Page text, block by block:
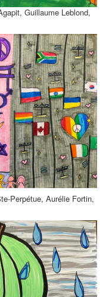
Guillaume Leblond,
Perpétue, Aurélie Fortin,